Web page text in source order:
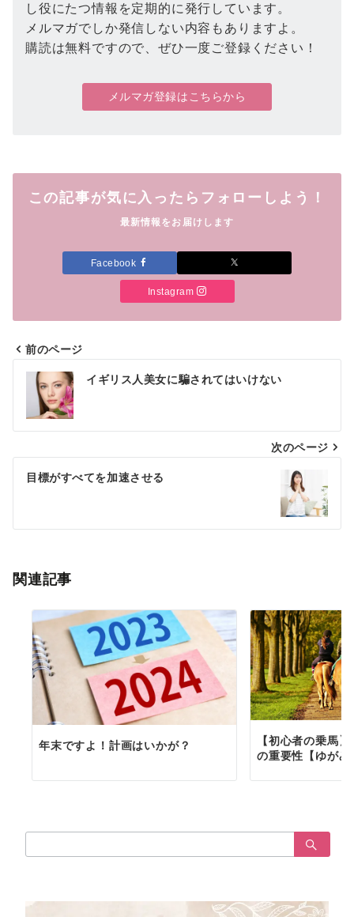
し役にたつ情報を定期的に発行しています。
メルマガでしか発信しない内容もありますよ。
購読は無料ですので、ぜひ一度ご登録ください！
メルマガ登録はこちらから
この記事が気に入ったらフォローしよう！
最新情報をお届けします
Facebook
Instagram
投
ナ
ビ
ゲ
シ
ン
前のページ
イギリス人美女に騙されてはいけない
次のページ
目標がすべてを加速させる
関連記事
年末ですよ！計画はいかが？
【初心者の乗馬
の重要性【ゆがみ
索：